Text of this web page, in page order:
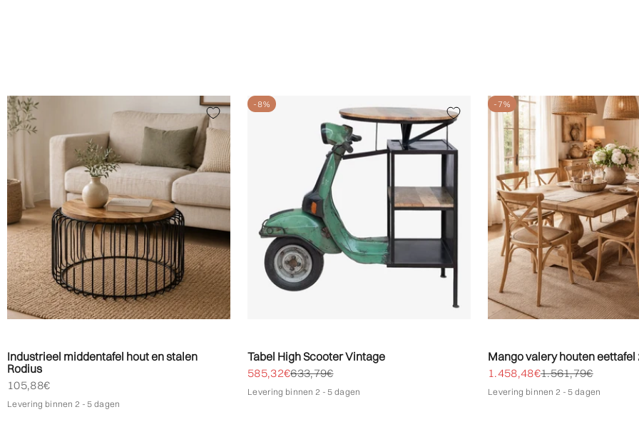
Industrieel middentafel hout en stalen
Rodius
Biedprijs aanbieden
105,88€
Levering binnen 2 - 5 dagen
-8%
Tabel High Scooter Vintage
Biedprijs aanbieden
585,32€Normale prijs
633,79€
Levering binnen 2 - 5 dagen
-7%
Mango valery houten eettafel
Biedprijs aanbieden
1.458,48€Normale prijs
1.561,79€
Levering binnen 2 - 5 dagen